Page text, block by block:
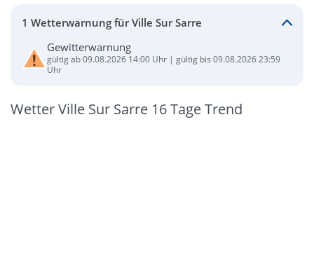
1 Wetterwarnung für Ville Sur Sarre
Gewitterwarnung
gültig ab 09.08.2026 14:00 Uhr | gültig bis 09.08.2026 23:59
Uhr
Wetter Ville Sur Sarre 16 Tage Trend